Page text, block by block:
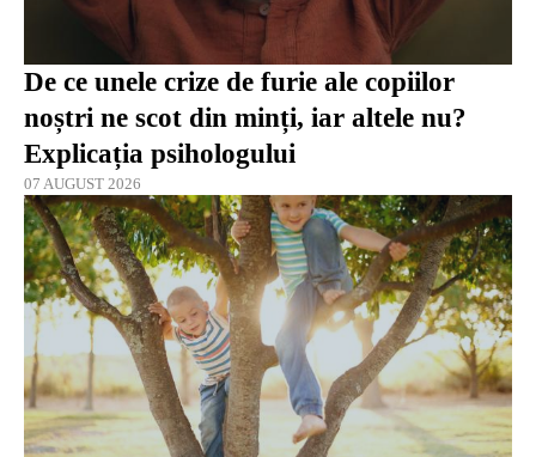
De ce unele crize de furie ale copiilor
noștri ne scot din minți, iar altele nu?
Explicația psihologului
07 AUGUST 2026